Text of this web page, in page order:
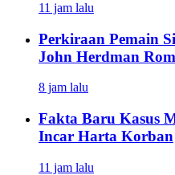
11 jam lalu
Perkiraan Pemain
John Herdman
8 jam lalu
Fakta Baru Kasus
Incar Harta Korban
11 jam lalu